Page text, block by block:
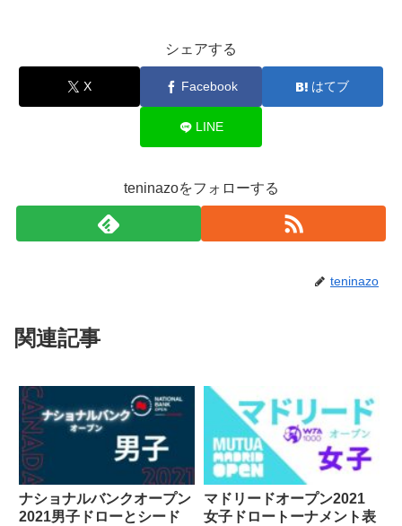
シェアする
X Facebook はてブ
LINE
teninazoをフォローする
teninazo
関連記事
ナショナルバンクオープン
2021男子ドローとシード
マドリードオープン2021
女子ドロートーナメント表